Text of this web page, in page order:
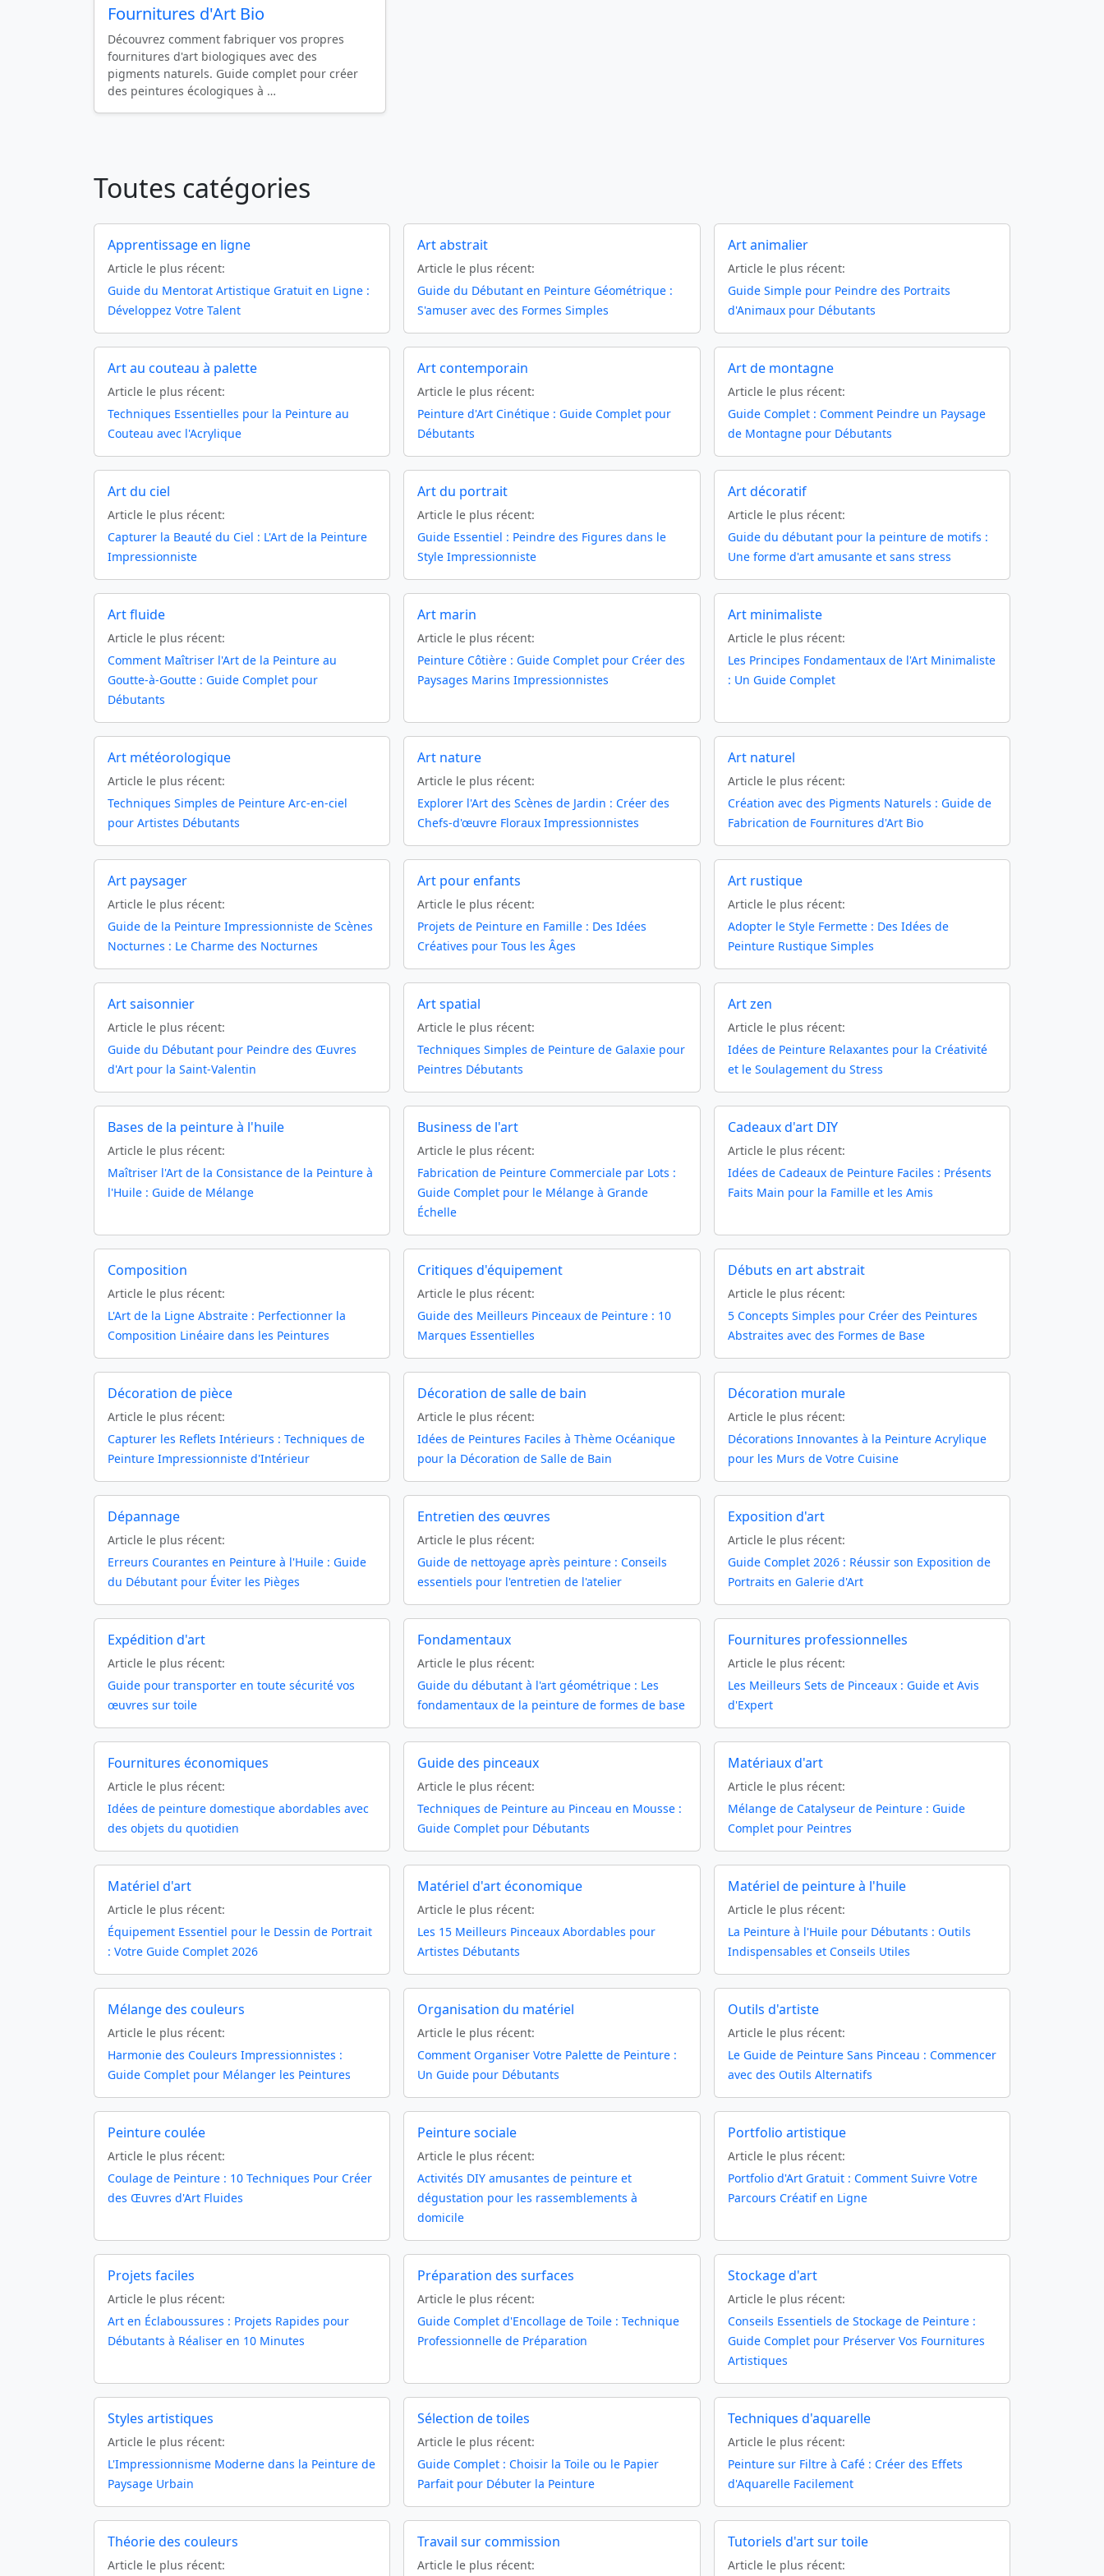
Fournitures d'Art Bio
Découvrez comment fabriquer vos propres
fournitures d'art biologiques avec des
pigments naturels. Guide complet pour créer
des peintures écologiques à …
Toutes catégories
Apprentissage en ligne
Article le plus récent:
Guide du Mentorat Artistique Gratuit en Ligne :
Développez Votre Talent
Art abstrait
Article le plus récent:
Guide du Débutant en Peinture Géométrique :
S'amuser avec des Formes Simples
Art animalier
Article le plus récent:
Guide Simple pour Peindre des Portraits
d'Animaux pour Débutants
Art au couteau à palette
Article le plus récent:
Techniques Essentielles pour la Peinture au
Couteau avec l'Acrylique
Art contemporain
Article le plus récent:
Peinture d'Art Cinétique : Guide Complet pour
Débutants
Art de montagne
Article le plus récent:
Guide Complet : Comment Peindre un Paysage
de Montagne pour Débutants
Art du ciel
Article le plus récent:
Capturer la Beauté du Ciel : L'Art de la Peinture
Impressionniste
Art du portrait
Article le plus récent:
Guide Essentiel : Peindre des Figures dans le
Style Impressionniste
Art décoratif
Article le plus récent:
Guide du débutant pour la peinture de motifs :
Une forme d'art amusante et sans stress
Art fluide
Article le plus récent:
Comment Maîtriser l'Art de la Peinture au
Goutte-à-Goutte : Guide Complet pour
Débutants
Art marin
Article le plus récent:
Peinture Côtière : Guide Complet pour Créer des
Paysages Marins Impressionnistes
Art minimaliste
Article le plus récent:
Les Principes Fondamentaux de l'Art Minimaliste
: Un Guide Complet
Art météorologique
Article le plus récent:
Techniques Simples de Peinture Arc-en-ciel
pour Artistes Débutants
Art nature
Article le plus récent:
Explorer l'Art des Scènes de Jardin : Créer des
Chefs-d'œuvre Floraux Impressionnistes
Art naturel
Article le plus récent:
Création avec des Pigments Naturels : Guide de
Fabrication de Fournitures d'Art Bio
Art paysager
Article le plus récent:
Guide de la Peinture Impressionniste de Scènes
Nocturnes : Le Charme des Nocturnes
Art pour enfants
Article le plus récent:
Projets de Peinture en Famille : Des Idées
Créatives pour Tous les Âges
Art rustique
Article le plus récent:
Adopter le Style Fermette : Des Idées de
Peinture Rustique Simples
Art saisonnier
Article le plus récent:
Guide du Débutant pour Peindre des Œuvres
d'Art pour la Saint-Valentin
Art spatial
Article le plus récent:
Techniques Simples de Peinture de Galaxie pour
Peintres Débutants
Art zen
Article le plus récent:
Idées de Peinture Relaxantes pour la Créativité
et le Soulagement du Stress
Bases de la peinture à l'huile
Article le plus récent:
Maîtriser l'Art de la Consistance de la Peinture à
l'Huile : Guide de Mélange
Business de l'art
Article le plus récent:
Fabrication de Peinture Commerciale par Lots :
Guide Complet pour le Mélange à Grande
Échelle
Cadeaux d'art DIY
Article le plus récent:
Idées de Cadeaux de Peinture Faciles : Présents
Faits Main pour la Famille et les Amis
Composition
Article le plus récent:
L'Art de la Ligne Abstraite : Perfectionner la
Composition Linéaire dans les Peintures
Critiques d'équipement
Article le plus récent:
Guide des Meilleurs Pinceaux de Peinture : 10
Marques Essentielles
Débuts en art abstrait
Article le plus récent:
5 Concepts Simples pour Créer des Peintures
Abstraites avec des Formes de Base
Décoration de pièce
Article le plus récent:
Capturer les Reflets Intérieurs : Techniques de
Peinture Impressionniste d'Intérieur
Décoration de salle de bain
Article le plus récent:
Idées de Peintures Faciles à Thème Océanique
pour la Décoration de Salle de Bain
Décoration murale
Article le plus récent:
Décorations Innovantes à la Peinture Acrylique
pour les Murs de Votre Cuisine
Dépannage
Article le plus récent:
Erreurs Courantes en Peinture à l'Huile : Guide
du Débutant pour Éviter les Pièges
Entretien des œuvres
Article le plus récent:
Guide de nettoyage après peinture : Conseils
essentiels pour l'entretien de l'atelier
Exposition d'art
Article le plus récent:
Guide Complet 2026 : Réussir son Exposition de
Portraits en Galerie d'Art
Expédition d'art
Article le plus récent:
Guide pour transporter en toute sécurité vos
œuvres sur toile
Fondamentaux
Article le plus récent:
Guide du débutant à l'art géométrique : Les
fondamentaux de la peinture de formes de base
Fournitures professionnelles
Article le plus récent:
Les Meilleurs Sets de Pinceaux : Guide et Avis
d'Expert
Fournitures économiques
Article le plus récent:
Idées de peinture domestique abordables avec
des objets du quotidien
Guide des pinceaux
Article le plus récent:
Techniques de Peinture au Pinceau en Mousse :
Guide Complet pour Débutants
Matériaux d'art
Article le plus récent:
Mélange de Catalyseur de Peinture : Guide
Complet pour Peintres
Matériel d'art
Article le plus récent:
Équipement Essentiel pour le Dessin de Portrait
: Votre Guide Complet 2026
Matériel d'art économique
Article le plus récent:
Les 15 Meilleurs Pinceaux Abordables pour
Artistes Débutants
Matériel de peinture à l'huile
Article le plus récent:
La Peinture à l'Huile pour Débutants : Outils
Indispensables et Conseils Utiles
Mélange des couleurs
Article le plus récent:
Harmonie des Couleurs Impressionnistes :
Guide Complet pour Mélanger les Peintures
Organisation du matériel
Article le plus récent:
Comment Organiser Votre Palette de Peinture :
Un Guide pour Débutants
Outils d'artiste
Article le plus récent:
Le Guide de Peinture Sans Pinceau : Commencer
avec des Outils Alternatifs
Peinture coulée
Article le plus récent:
Coulage de Peinture : 10 Techniques Pour Créer
des Œuvres d'Art Fluides
Peinture sociale
Article le plus récent:
Activités DIY amusantes de peinture et
dégustation pour les rassemblements à
domicile
Portfolio artistique
Article le plus récent:
Portfolio d'Art Gratuit : Comment Suivre Votre
Parcours Créatif en Ligne
Projets faciles
Article le plus récent:
Art en Éclaboussures : Projets Rapides pour
Débutants à Réaliser en 10 Minutes
Préparation des surfaces
Article le plus récent:
Guide Complet d'Encollage de Toile : Technique
Professionnelle de Préparation
Stockage d'art
Article le plus récent:
Conseils Essentiels de Stockage de Peinture :
Guide Complet pour Préserver Vos Fournitures
Artistiques
Styles artistiques
Article le plus récent:
L'Impressionnisme Moderne dans la Peinture de
Paysage Urbain
Sélection de toiles
Article le plus récent:
Guide Complet : Choisir la Toile ou le Papier
Parfait pour Débuter la Peinture
Techniques d'aquarelle
Article le plus récent:
Peinture sur Filtre à Café : Créer des Effets
d'Aquarelle Facilement
Théorie des couleurs
Article le plus récent:
Travail sur commission
Article le plus récent:
Tutoriels d'art sur toile
Article le plus récent: